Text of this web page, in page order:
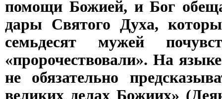
помощи Божией, и Бог
дары Святого Духа,
семьдесят мужей
«пророчествовали». На
не обязательно
великих делах Божиих»